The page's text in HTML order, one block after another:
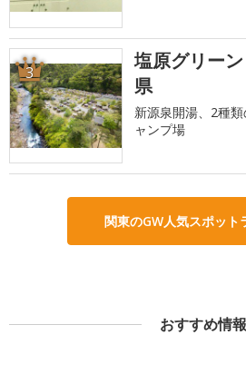
3
塩原グリー
県
新源泉開湯、2種
ャンプ場
関東のGW人気スポット
おすすめ情報